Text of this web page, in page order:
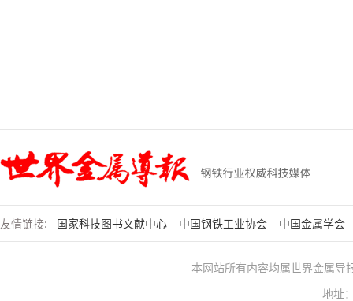
友情链接: 国家科技图书文献中心 中国钢铁工业协会 中国金属学会
本网站所有内容均属世界金属导
地址